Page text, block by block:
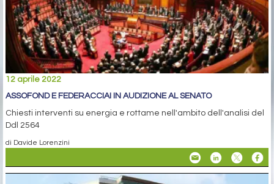
12 aprile 2022
ASSOFOND E FEDERACCIAI IN AUDIZIONE AL SENATO
Chiesti interventi su energia e rottame nell'ambito dell'analisi del
Ddl 2564
di Davide Lorenzini